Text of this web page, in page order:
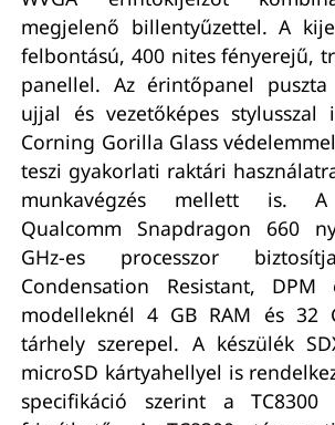
megjelenő billentyűzettel. A
felbontású, 400 nites fényerejű,
panellel. Az érintőpanel
ujjal és vezetőképes stylusszal
Corning Gorilla Glass
teszi gyakorlati raktári
munkavégzés mellett is. A
Qualcomm Snapdragon 660
GHz-es processzor
Condensation Resistant, DPM
modelleknél 4 GB RAM és 32
tárhely szerepel. A készülék
microSD kártyahellyel is
specifikáció szerint a